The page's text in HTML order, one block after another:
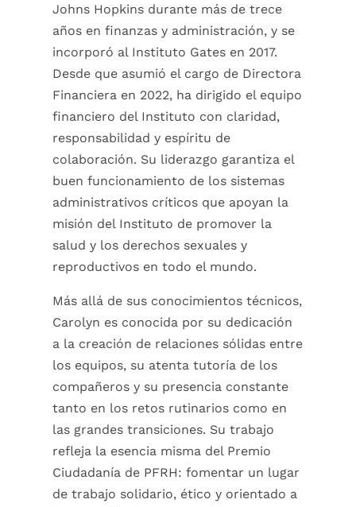
Johns Hopkins durante más de trece
años en finanzas y administración, y se
incorporó al Instituto Gates en 2017.
Desde que asumió el cargo de Directora
Financiera en 2022, ha dirigido el equipo
financiero del Instituto con claridad,
responsabilidad y espíritu de
colaboración. Su liderazgo garantiza el
buen funcionamiento de los sistemas
administrativos críticos que apoyan la
misión del Instituto de promover la
salud y los derechos sexuales y
reproductivos en todo el mundo.
Más allá de sus conocimientos técnicos,
Carolyn es conocida por su dedicación
a la creación de relaciones sólidas entre
los equipos, su atenta tutoría de los
compañeros y su presencia constante
tanto en los retos rutinarios como en
las grandes transiciones. Su trabajo
refleja la esencia misma del Premio
Ciudadanía de PFRH: fomentar un lugar
de trabajo solidario, ético y orientado a